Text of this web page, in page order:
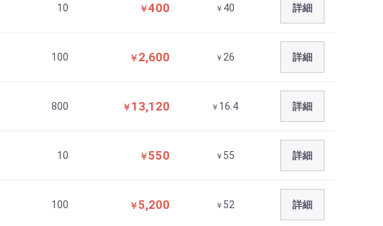
10 ￥400 ￥ 40 詳細
100 ￥ 2,600 ￥ 26 詳細
800 ￥ 13,120 ￥ 16.4 詳細
10 ￥550 ￥ 55 詳細
100 ￥5,200 ￥ 52 詳細